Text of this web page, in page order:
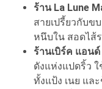
ร้าน La Lune
สายเปรี้ยวกับข
หนึบใน สอดไส้
ร้านเบิร์ค แอนด์
ดังแห่งแปดริ้ว
ทั้งแป้ง เนย แล